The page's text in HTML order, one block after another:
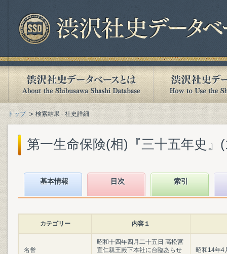
トップ 検索結果 - 社史詳細
第一生命保険(相)『三十五年史』
基本情報 目次 索引
カテゴリー 内容１
名誉
昭和十四年四月二十五日 高松宮
宣仁親王殿下本社に台臨あらせ
昭和14年4